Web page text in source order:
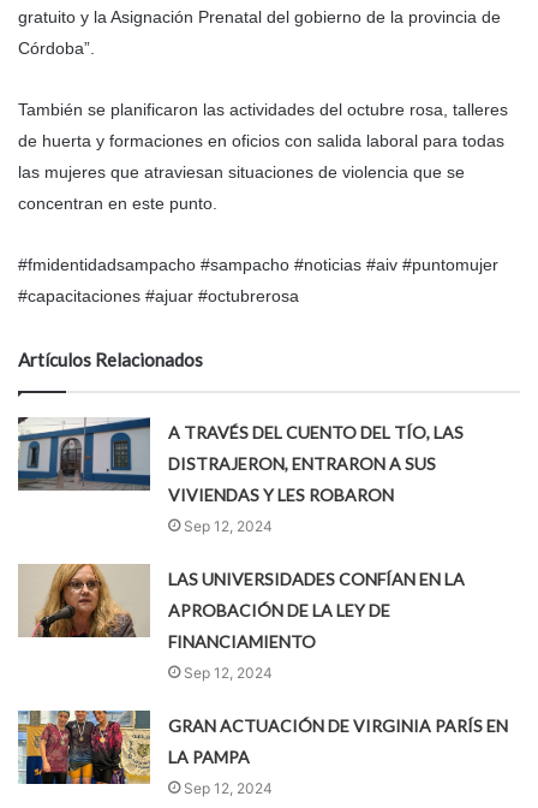
gratuito y la Asignación Prenatal del gobierno de la provincia de
Córdoba”.
También se planificaron las actividades del octubre rosa, talleres
de huerta y formaciones en oficios con salida laboral para todas
las mujeres que atraviesan situaciones de violencia que se
concentran en este punto.
#fmidentidadsampacho #sampacho #noticias #aiv #puntomujer
#capacitaciones #ajuar #octubrerosa
Artículos Relacionados
A TRAVÉS DEL CUENTO DEL TÍO, LAS
DISTRAJERON, ENTRARON A SUS
VIVIENDAS Y LES ROBARON
Sep 12, 2024
LAS UNIVERSIDADES CONFÍAN EN LA
APROBACIÓN DE LA LEY DE
FINANCIAMIENTO
Sep 12, 2024
GRAN ACTUACIÓN DE VIRGINIA PARÍS EN
LA PAMPA
Sep 12, 2024